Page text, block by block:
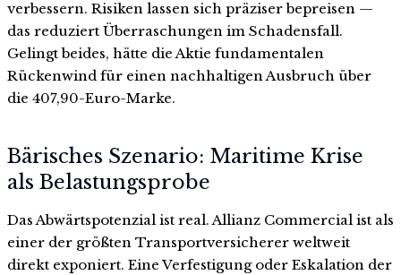
verbessern. Risiken lassen sich präziser bepreisen —
das reduziert Überraschungen im Schadensfall.
Gelingt beides, hätte die Aktie fundamentalen
Rückenwind für einen nachhaltigen Ausbruch über
die 407,90-Euro-Marke.
Bärisches Szenario: Maritime Krise
als Belastungsprobe
Das Abwärtspotenzial ist real. Allianz Commercial ist als
einer der größten Transportversicherer weltweit
direkt exponiert. Eine Verfestigung oder Eskalation der